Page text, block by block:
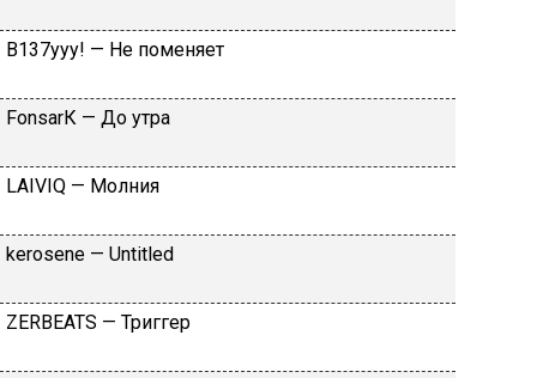
B137yyy! — He пoмeняeт
FоnsаrК — Дo утpa
LАIVIQ — Moлния
​kеrоsеnе — Untitlеd
ZЕRBЕАТS — Tpиггep